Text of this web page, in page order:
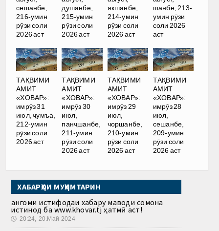
сешанбе,
216-умин
рӯзи соли
2026 аст
душанбе,
215-умин
рӯзи соли
2026 аст
якшанбе,
214-умин
рӯзи соли
2026 аст
шанбе, 213-
умин рӯзи
соли 2026
аст
ТАҚВИМИ
АМИТ
«ХОВАР»:
имрӯз 31
июл, ҷумъа,
212-умин
рӯзи соли
2026 аст
ТАҚВИМИ
АМИТ
«ХОВАР»:
имрӯз 30
июл,
панҷшанбе,
211-умин
рӯзи соли
2026 аст
ТАҚВИМИ
АМИТ
«ХОВАР»:
имрӯз 29
июл,
чоршанбе,
210-умин
рӯзи соли
2026 аст
ТАҚВИМИ
АМИТ
«ХОВАР»:
имрӯз 28
июл,
сешанбе,
209-умин
рӯзи соли
2026 аст
ХАБАРҲОИ МУҲИМТАРИН
Ҳангоми истифодаи хабару маводи сомона
истинод ба www.khovar.tj ҳатмӣ аст!
🕔 20:24, 20.Май 2024